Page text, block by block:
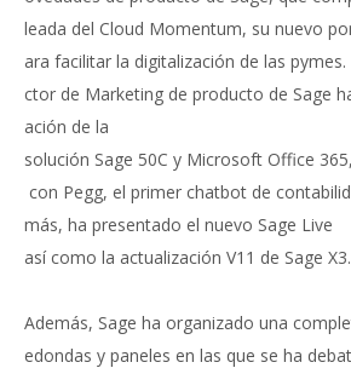
leada del Cloud Momentum, su nuevo
ara facilitar la digitalización de las
ctor de Marketing de producto de Sage
ación de la
solución Sage 50C y Microsoft Office
con Pegg, el primer chatbot de
más, ha presentado el nuevo Sage Live
así como la actualización V11 de Sage X3.
Además, Sage ha organizado una
edondas y paneles en las que se ha